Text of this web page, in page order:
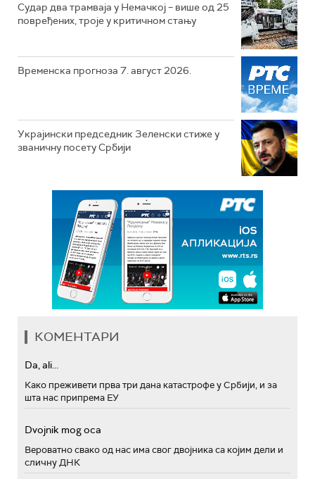
Судар два трамваја у Немачкој – више од 25
повређених, троје у критичном стању
Временска прогноза 7. август 2026.
Украјински председник Зеленски стиже у
званичну посету Србији
КОМЕНТАРИ
Da, ali...
Како преживети прва три дана катастрофе у Србији, и за
шта нас припрема ЕУ
Dvojnik mog oca
Вероватно свако од нас има свог двојника са којим дели и
сличну ДНК